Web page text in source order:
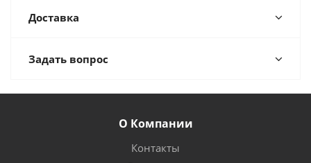
Доставка
Задать вопрос
О Компании
Контакты